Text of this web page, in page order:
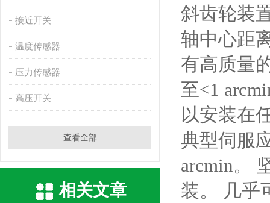
接近开关
温度传感器
压力传感器
高压开关
查看全部
相关文章
斜齿轮装
轴中心距
有高质量
至<1
以安装在
典型伺服
arcmin。
装。
几乎